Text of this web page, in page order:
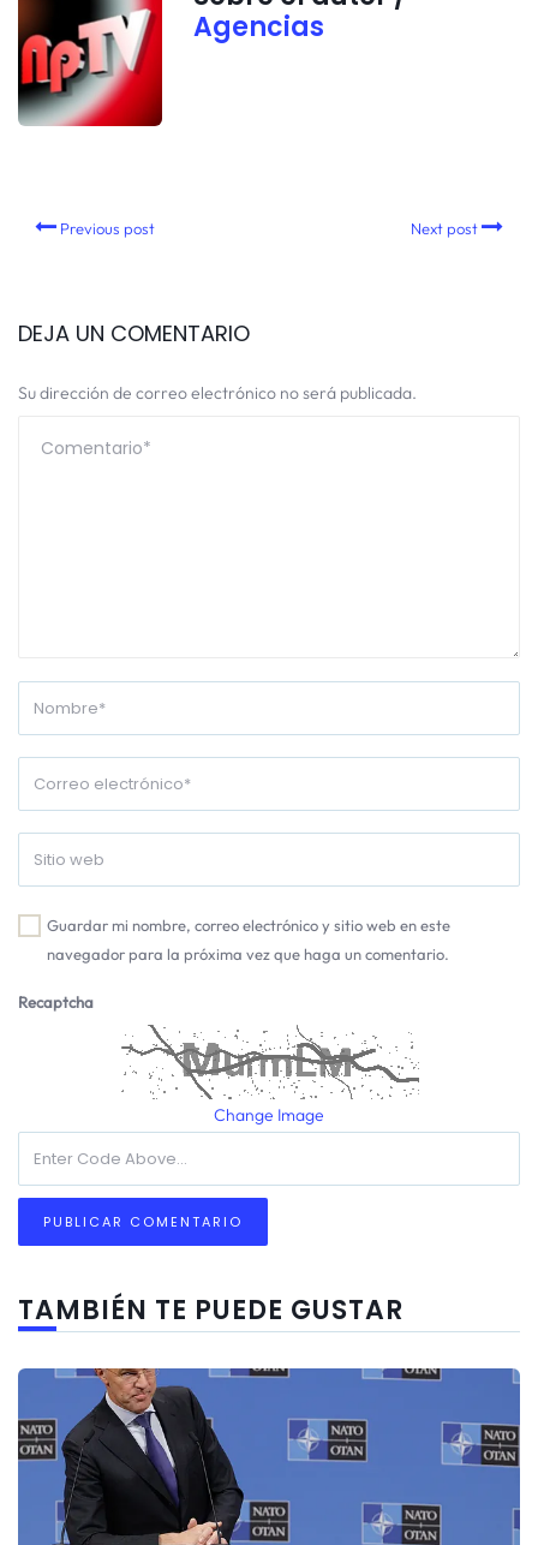
Agencias
Previous post Next post
DEJA UN COMENTARIO
Su dirección de correo electrónico no será publicada.
Guardar mi nombre, correo electrónico y sitio web en este
navegador para la próxima vez que haga un comentario.
Recaptcha
Change Image
TAMBIÉN TE PUEDE GUSTAR